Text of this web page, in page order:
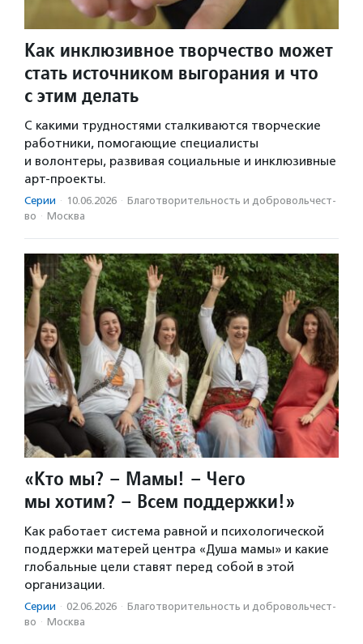
Как инклюзивное творчество может
стать источником выгорания и что
с этим делать
С какими трудностями сталкиваются творческие
работники, помогающие специалисты
и волонтеры, развивая социальные и инклюзивные
арт-проекты.
Серии · 10.06.2026 · Благотвори­тель­ность и доброволь­чест­
во · Москва
«Кто мы? – Мамы! – Чего
мы хотим? – Всем поддержки!»
Как работает система равной и психологической
поддержки матерей центра «Душа мамы» и какие
глобальные цели ставят перед собой в этой
организации.
Серии · 02.06.2026 · Благотвори­тель­ность и доброволь­чест­
во · Москва